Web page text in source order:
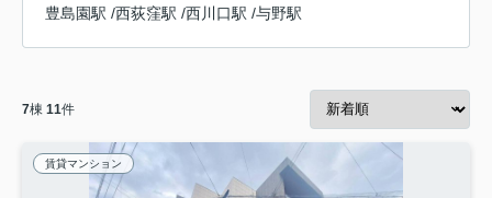
豊島園駅 /西荻窪駅 /西川口駅 /与野駅
7棟 11件
賃貸マンション